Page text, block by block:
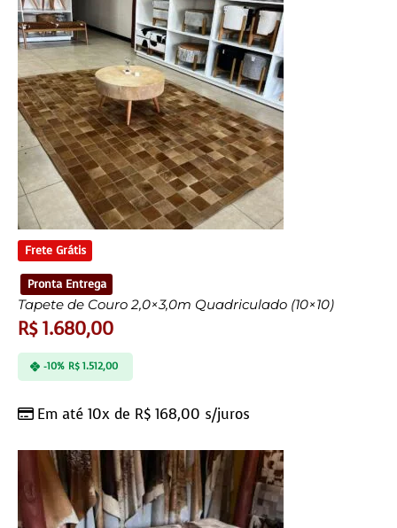
Frete Grátis
Pronta Entrega
Tapete de Couro 2,0×3,0m Quadriculado (10×10)
R$1.680,00
Em até 10x de R$ 168,00 s/juros
-10% R$1.512,00